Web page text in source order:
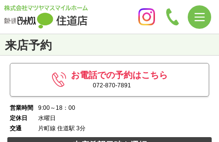
来店予約
お電話での予約はこちら
072-870-7891
営業時間
9:00～18：00
定休日
水曜日
交通
片町線 住道駅 3分